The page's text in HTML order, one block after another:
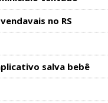
no RS
salva bebê